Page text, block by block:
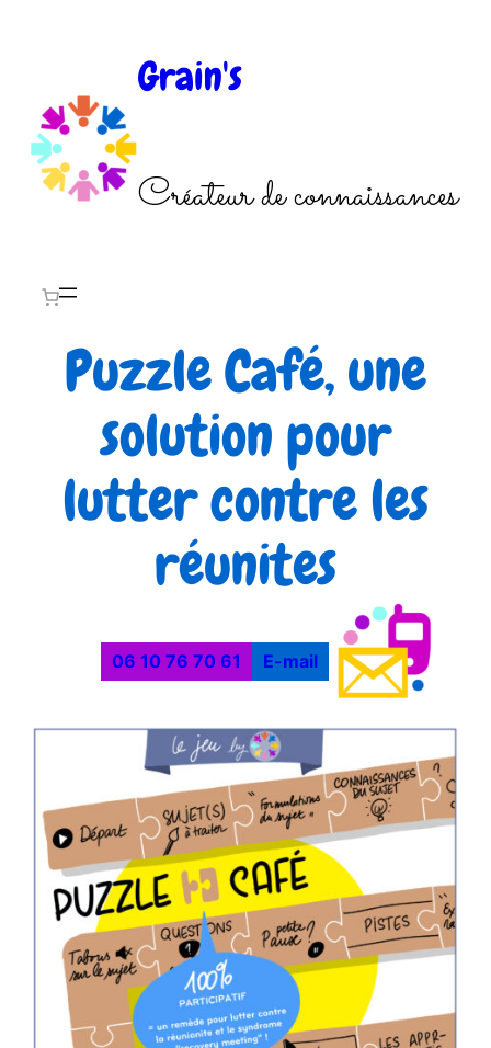
Grain's
Créateur de connaissances
Puzzle Café, une
solution pour
lutter contre les
réunites
06 10 76 70 61 E-mail